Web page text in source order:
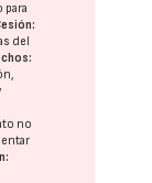
para
del
no